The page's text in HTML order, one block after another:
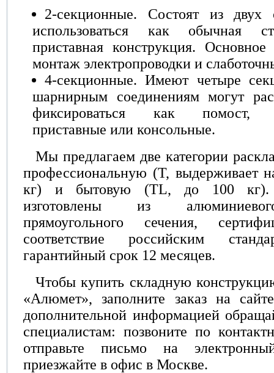
2-секционные. Состоят из двух
использоваться как обычная
приставная конструкция.
монтаж электропроводки и
4-секционные. Имеют четыре
шарнирным соединениям могут
фиксироваться как помост,
приставные или консольные.
Мы предлагаем две категории
профессиональную (Т, выдерживает
кг) и бытовую (TL, до 100 кг).
изготовлены из
прямоугольного сечения,
соответствие российским
гарантийный срок 12 месяцев.
Чтобы купить складную
«Алюмет», заполните заказ на
дополнительной информацией
специалистам: позвоните по
отправьте письмо на
приезжайте в офис в Москве.